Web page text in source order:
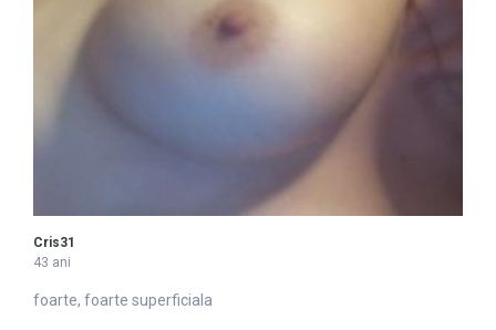
Cris31
43 ani
foarte, foarte superficiala